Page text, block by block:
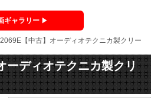
ギャラリー
【中古】オーディオテクニカ製クリー
ーディオテクニカ製クリ